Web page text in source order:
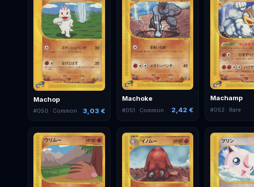
Machop
#050 · Common 3,03 €
Machoke
#051 · Common 2,42 €
Machamp
#052 · Rare